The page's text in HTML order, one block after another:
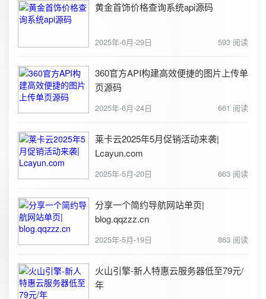
黄金首饰价格查询系统api源码
2025年-6月-29日 593 阅读
360官方API构建高效便捷的图片上传单
页源码
2025年-6月-24日 661 阅读
莱卡云2025年5月促销活动来袭|
Lcayun.com
2025年-5月-20日 663 阅读
分享一个简约导航网站单页|
blog.qqzzz.cn
2025年-5月-19日 863 阅读
火山引擎-新人特惠云服务器低至79元/
年